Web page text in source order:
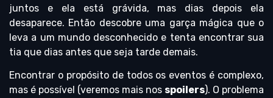
juntos e ela está grávida, mas dias depois ela
desaparece. Então descobre uma garça mágica que o
leva a um mundo desconhecido e tenta encontrar sua
tia que dias antes que seja tarde demais.
Encontrar o propósito de todos os eventos é complexo,
mas é possível (veremos mais nos spoilers). O problema